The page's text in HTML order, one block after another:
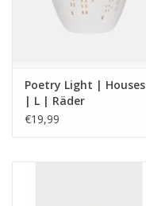
Poetry Light | Houses
| L | Räder
€19,99